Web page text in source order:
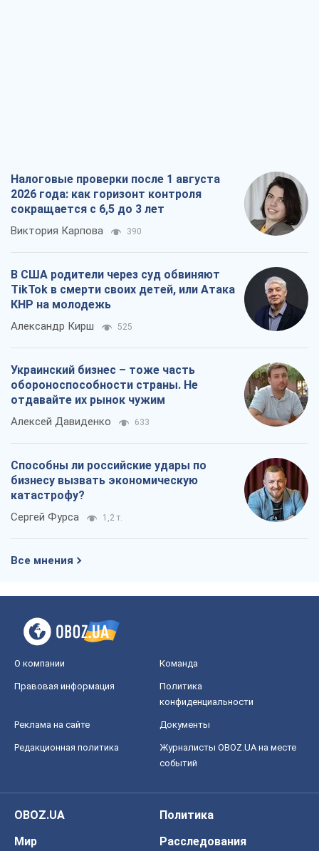
Налоговые проверки после 1 августа
2026 года: как горизонт контроля
сокращается с 6,5 до 3 лет
Виктория Карпова 390
В США родители через суд обвиняют
TikTok в смерти своих детей, или Атака
КНР на молодежь
Александр Кирш 525
Украинский бизнес – тоже часть
обороноспособности страны. Не
отдавайте их рынок чужим
Алексей Давиденко 633
Способны ли российские удары по
бизнесу вызвать экономическую
катастрофу?
Сергей Фурса 1,2 т.
Все мнения
О компании Команда
Правовая информация
Политика
конфиденциальности
Реклама на сайте Документы
Редакционная политика
Журналисты OBOZ.UA на месте
событий
OBOZ.UA
Политика
Мир
Расследования